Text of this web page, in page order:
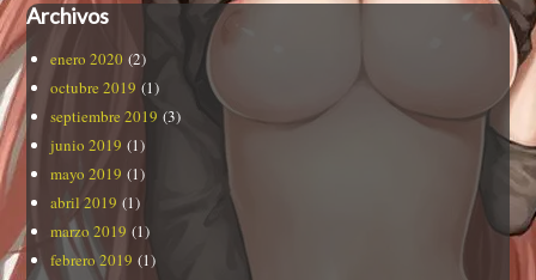
Archivos
enero 2020 (2)
octubre 2019 (1)
septiembre 2019 (3)
junio 2019 (1)
mayo 2019 (1)
abril 2019 (1)
marzo 2019 (1)
febrero 2019 (1)